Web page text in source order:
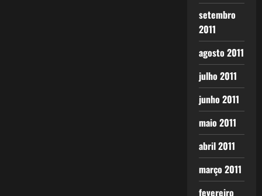
setembro
2011
agosto 2011
julho 2011
junho 2011
maio 2011
abril 2011
março 2011
fevereiro